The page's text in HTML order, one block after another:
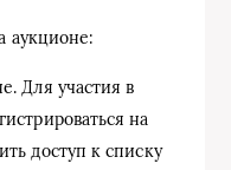
аукционе:
Для участия в
на
доступ к списку